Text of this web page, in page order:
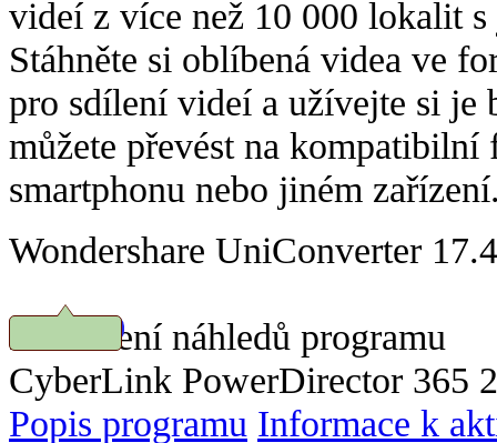
videí z více než 10 000 lokalit
Stáhněte si oblíbená videa ve
pro sdílení videí a užívejte si je
můžete převést na
smartphonu nebo jiném
Wondershare UniConverter
Prohlížení náhledů programu
CyberLink PowerDirector 365
Popis programu Informace k